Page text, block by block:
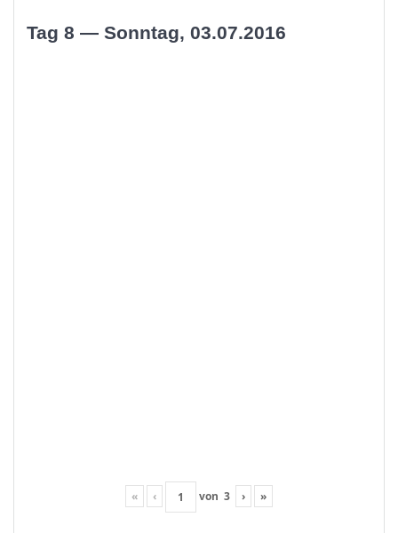
Tag 8 — Sonntag, 03.07.2016
« ‹ von 3 › »